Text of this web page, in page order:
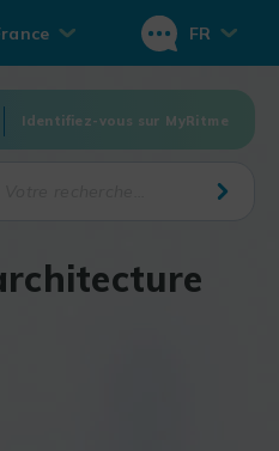
FR
Identifiez-vous sur MyRitme